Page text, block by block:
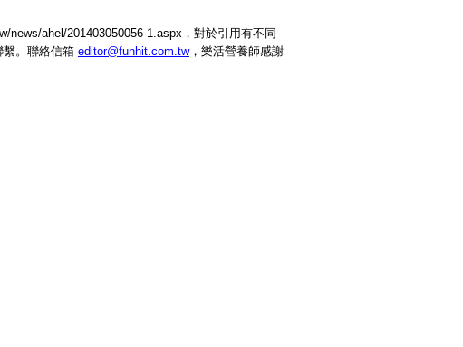
ahel/201403050056-1.aspx，對於引用有不同
繫。聯絡信箱 editor@funhit.com.tw，樂活營養師感謝